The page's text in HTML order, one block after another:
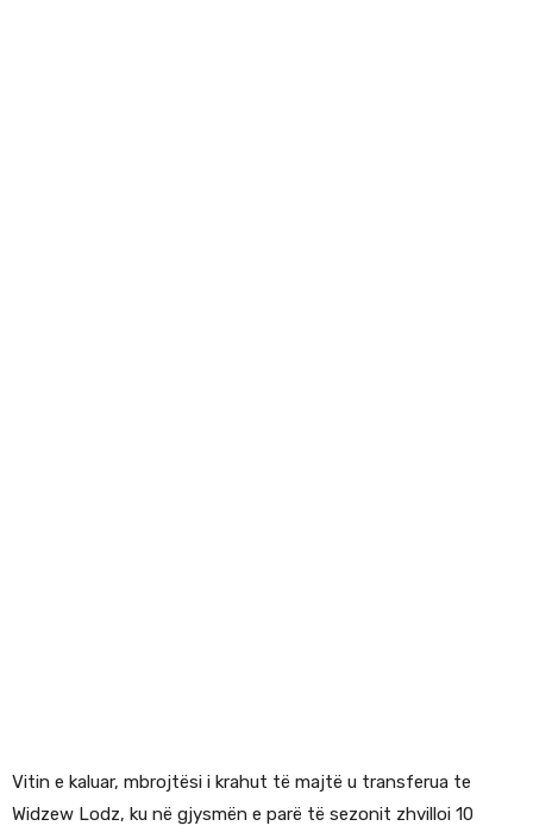
Vitin e kaluar, mbrojtësi i krahut të majtë u transferua te
Widzew Lodz, ku në gjysmën e parë të sezonit zhvilloi 10